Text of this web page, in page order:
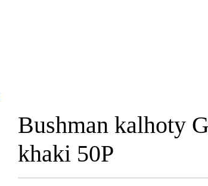
Bushman kalhoty
khaki 50P